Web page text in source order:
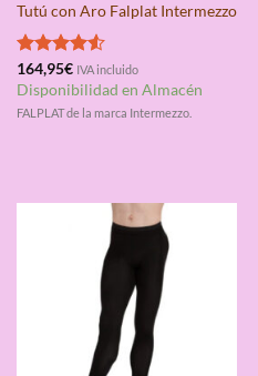
Tutú con Aro Falplat Intermezzo
Valorado
con4.50
de 5
164,95€ IVA incluido
Disponibilidad en Almacén
FALPLAT de la marca Intermezzo.